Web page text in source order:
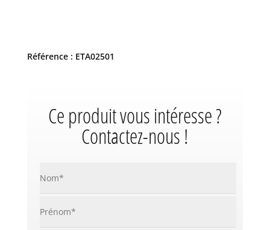
Référence : ETA02501
Ce produit vous intéresse ?
Contactez-nous !